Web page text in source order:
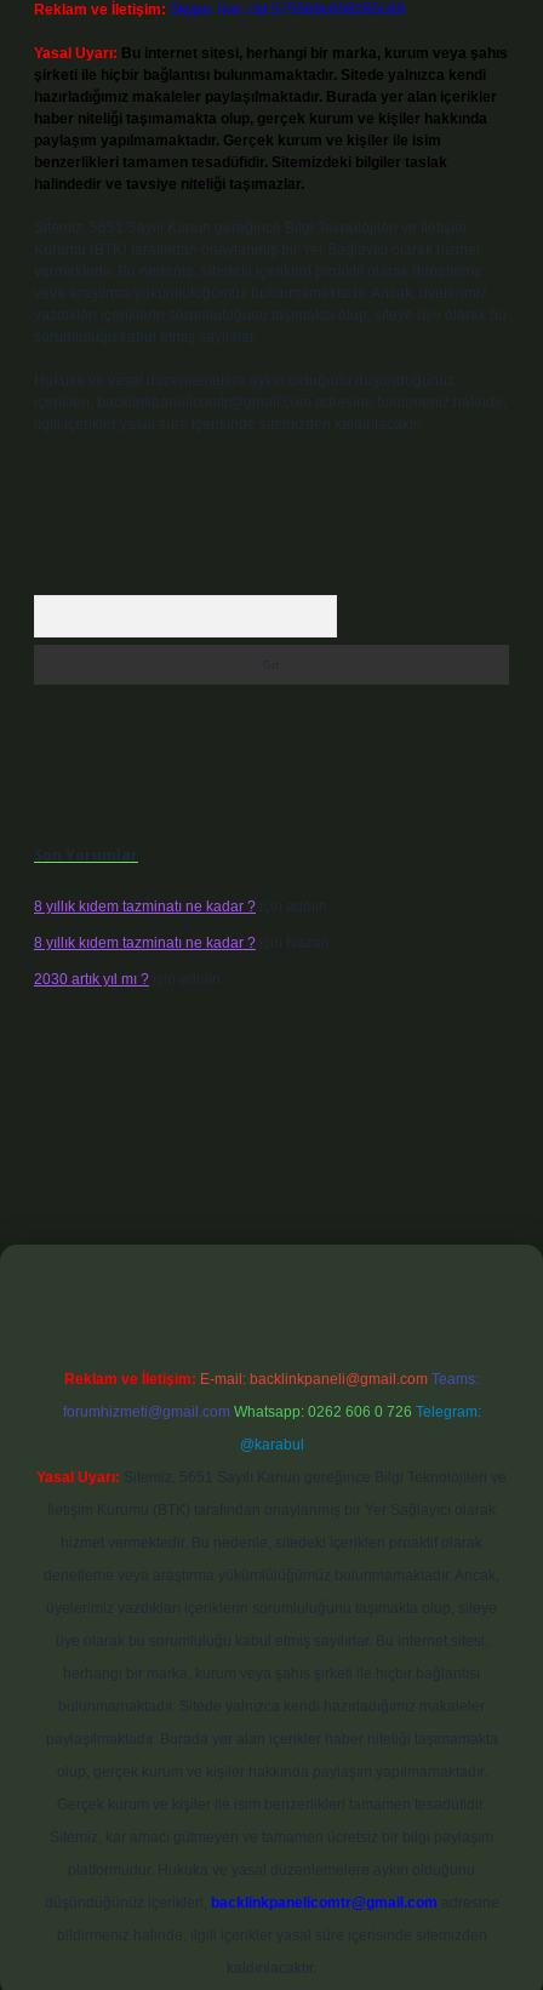
Reklam ve İletişim: Skype: live:.cid.575569c608265c69
Yasal Uyarı: Bu internet sitesi, herhangi bir marka, kurum veya şahıs
şirketi ile hiçbir bağlantısı bulunmamaktadır. Sitede yalnızca kendi
hazırladığımız makaleler paylaşılmaktadır. Burada yer alan içerikler
haber niteliği taşımamakta olup, gerçek kurum ve kişiler hakkında
paylaşım yapılmamaktadır. Gerçek kurum ve kişiler ile isim
benzerlikleri tamamen tesadüfidir. Sitemizdeki bilgiler taslak
halindedir ve tavsiye niteliği taşımazlar.
Sitemiz, 5651 Sayılı Kanun gereğince Bilgi Teknolojileri ve İletişim
Kurumu (BTK) tarafından onaylanmış bir Yer Sağlayıcı olarak hizmet
vermektedir. Bu nedenle, sitedeki içerikleri proaktif olarak denetleme
veya araştırma yükümlülüğümüz bulunmamaktadır. Ancak, üyelerimiz
yazdıkları içeriklerin sorumluluğunu taşımakta olup, siteye üye olarak bu
sorumluluğu kabul etmiş sayılırlar.
Hukuka ve yasal düzenlemelere aykırı olduğunu düşündüğünüz
içerikleri,
backlinkpanelicomtr@gmail.com adresine bildirmeniz halinde,
ilgili içerikler yasal süre içerisinde sitemizden kaldırılacaktır.
Son Yorumlar
8 yıllık kıdem tazminatı ne kadar ? için admin
8 yıllık kıdem tazminatı ne kadar ? için Nazan
2030 artık yıl mı ? için admin
Reklam ve İletişim: E-mail: backlinkpaneli@gmail.com Teams:
forumhizmeti@gmail.com Whatsapp: 0262 606 0 726 Telegram:
@karabul
Yasal Uyarı:
backlinkpanelicomtr@gmail.com